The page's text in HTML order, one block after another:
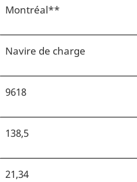
Montréal**
Navire de charge
9618
138,5
21,34